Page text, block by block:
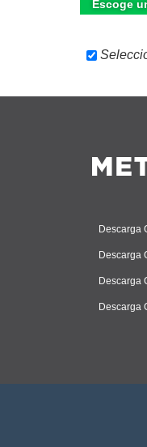
Escoge
Descarga
Descarga
Descarga
Descarga